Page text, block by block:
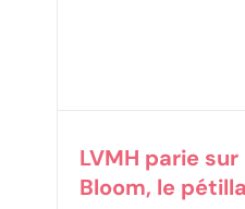
LVMH parie
Bloom, le